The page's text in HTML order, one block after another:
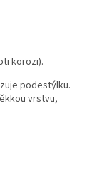
korozi).
podestýlku.
vrstvu,